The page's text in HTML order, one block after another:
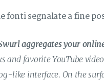
fonti segnalate a fine
aggregates your
and favorite YouTube
like interface. On the